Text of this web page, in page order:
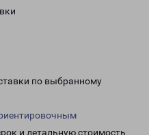
по выбранному
и детальную стоимость